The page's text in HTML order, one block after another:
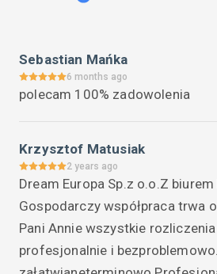
Sebastian Mańka
6 months ago
polecam 100% zadowolenia
Krzysztof Matusiak
2 years ago
Dream Europa Sp.z o.o.Z
Gospodarczy współpraca trwa
Pani Annie wszystkie
profesjonalnie i